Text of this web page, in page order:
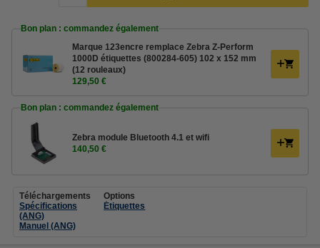
Bon plan : commandez également
Marque 123encre remplace Zebra Z-Perform
1000D étiquettes (800284-605) 102 x 152 mm
(12 rouleaux)
129,50 €
Bon plan : commandez également
Zebra module Bluetooth 4.1 et wifi
140,50 €
Téléchargements
Spécifications
(ANG)
Manuel (ANG)
Options
Étiquettes